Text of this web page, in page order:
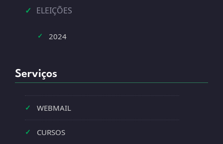
✓ ELEIÇÕES
✓ 2024
Serviços
✓ WEBMAIL
✓ CURSOS